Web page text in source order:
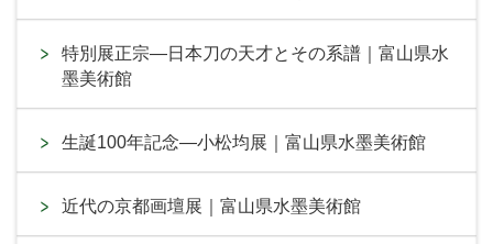
特別展正宗―日本刀の天才とその系譜｜富山県水
墨美術館
生誕100年記念―小松均展｜富山県水墨美術館
近代の京都画壇展｜富山県水墨美術館